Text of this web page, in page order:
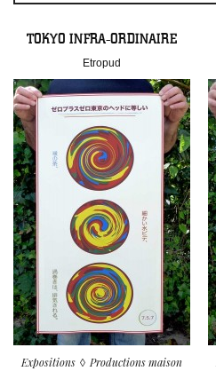
TOKYO INFRA-ORDINAIRE
Etropud
Expositions Productions maison